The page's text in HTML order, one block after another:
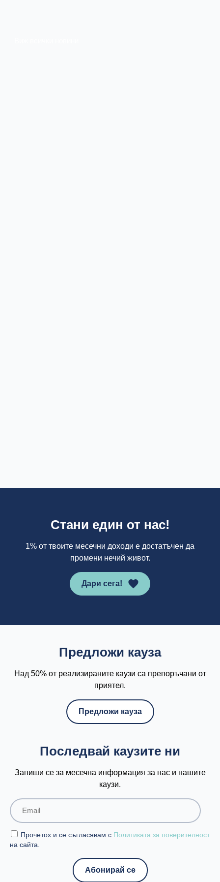
Стани един от нас!
1% от твоите месечни доходи е достатъчен да
промени нечий живот.
Дари сега!
Предложи кауза
Над 50% от реализираните каузи са препоръчани от
приятел.
Предложи кауза
Последвай каузите ни
Запиши се за месечна информация за нас и нашите
каузи.
Прочетох и се съгласявам с Политиката за поверителност
на сайта.